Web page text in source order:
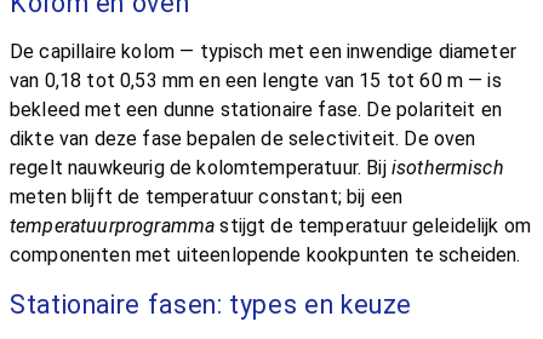
De capillaire kolom — typisch met een inwendige diameter
van 0,18 tot 0,53 mm en een lengte van 15 tot 60 m — is
bekleed met een dunne stationaire fase. De polariteit en
dikte van deze fase bepalen de selectiviteit. De oven
regelt nauwkeurig de kolomtemperatuur. Bij isothermisch
meten blijft de temperatuur constant; bij een
temperatuurprogramma stijgt de temperatuur geleidelijk om
componenten met uiteenlopende kookpunten te scheiden.
Stationaire fasen: types en keuze